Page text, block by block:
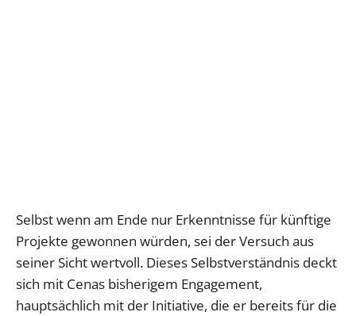
Selbst wenn am Ende nur Erkenntnisse für künftige
Projekte gewonnen würden, sei der Versuch aus
seiner Sicht wertvoll. Dieses Selbstverständnis deckt
sich mit Cenas bisherigem Engagement,
hauptsächlich mit der Initiative, die er bereits für die